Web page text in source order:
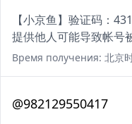
【小京鱼】验证码：
提供他人可能导致帐号
Время получения: 北京
@982129550417